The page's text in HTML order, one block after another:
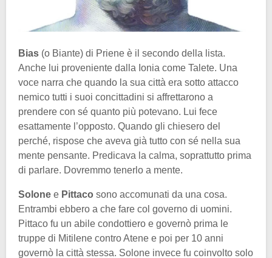
Bias (o Biante) di Priene è il secondo della lista.
Anche lui proveniente dalla Ionia come Talete. Una
voce narra che quando la sua città era sotto attacco
nemico tutti i suoi concittadini si affrettarono a
prendere con sé quanto più potevano. Lui fece
esattamente l’opposto. Quando gli chiesero del
perché, rispose che aveva già tutto con sé nella sua
mente pensante. Predicava la calma, soprattutto prima
di parlare. Dovremmo tenerlo a mente.
Solone e Pittaco sono accomunati da una cosa.
Entrambi ebbero a che fare col governo di uomini.
Pittaco fu un abile condottiero e governò prima le
truppe di Mitilene contro Atene e poi per 10 anni
governò la città stessa. Solone invece fu coinvolto solo